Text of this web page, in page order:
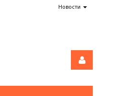
Новости